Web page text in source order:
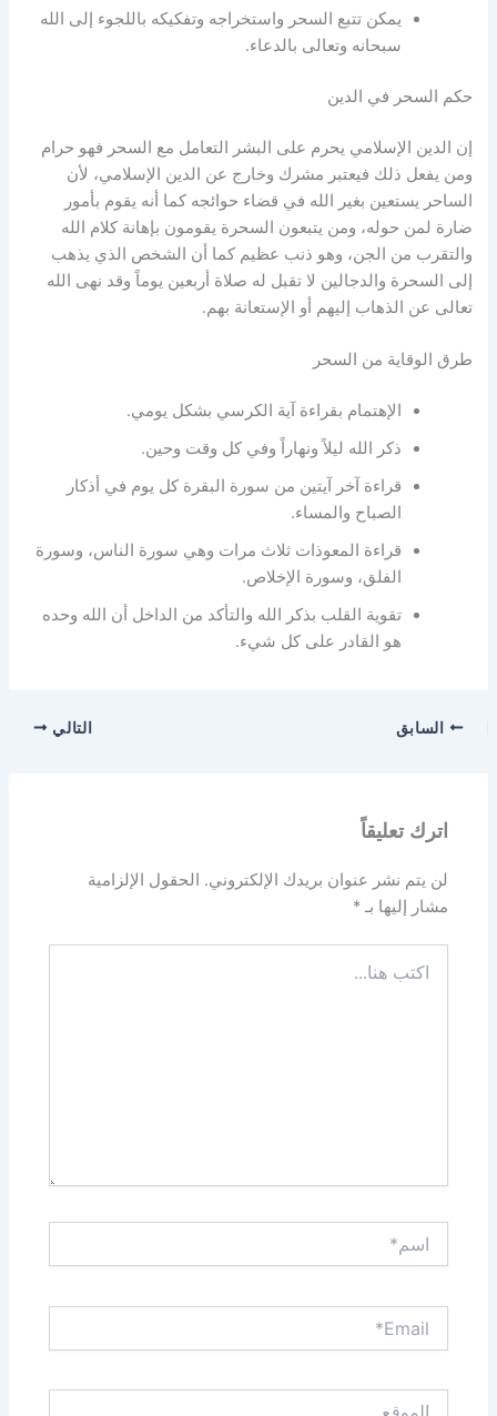
يمكن تتبع السحر واستخراجه وتفكيكه باللجوء إلى الله
سبحانه وتعالى بالدعاء.
حكم السحر في الدين
إن الدين الإسلامي يحرم على البشر التعامل مع السحر فهو حرام
ومن يفعل ذلك فيعتبر مشرك وخارج عن الدين الإسلامي، لأن
الساحر يستعين بغير الله في قضاء حوائجه كما أنه يقوم بأمور
ضارة لمن حوله، ومن يتبعون السحرة يقومون بإهانة كلام الله
والتقرب من الجن، وهو ذنب عظيم كما أن الشخص الذي يذهب
إلى السحرة والدجالين لا تقبل له صلاة أربعين يوماً وقد نهى الله
تعالى عن الذهاب إليهم أو الإستعانة بهم.
طرق الوقاية من السحر
الإهتمام بقراءة آية الكرسي بشكل يومي.
ذكر الله ليلاً ونهاراً وفي كل وقت وحين.
قراءة آخر آيتين من سورة البقرة كل يوم في أذكار
الصباح والمساء.
قراءة المعوذات ثلاث مرات وهي سورة الناس، وسورة
الفلق، وسورة الإخلاص.
تقوية القلب بذكر الله والتأكد من الداخل أن الله وحده
هو القادر على كل شيء.
السابق التالي
اترك تعليقاً
لن يتم نشر عنوان بريدك الإلكتروني.
الحقول الإلزامية
مشار إليها بـ*
هنا...